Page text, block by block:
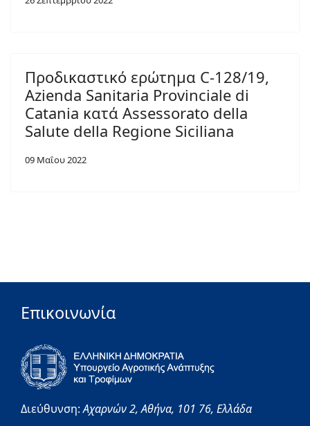
Προδικαστικό ερώτημα C-128/19,
Azienda Sanitaria Provinciale di
Catania κατά Assessorato della
Salute della Regione Siciliana
09 Μαΐου 2022
Επικοινωνία
Διεύθυνση:Αχαρνών 2,Αθήνα, 101 76, Ελλάδα